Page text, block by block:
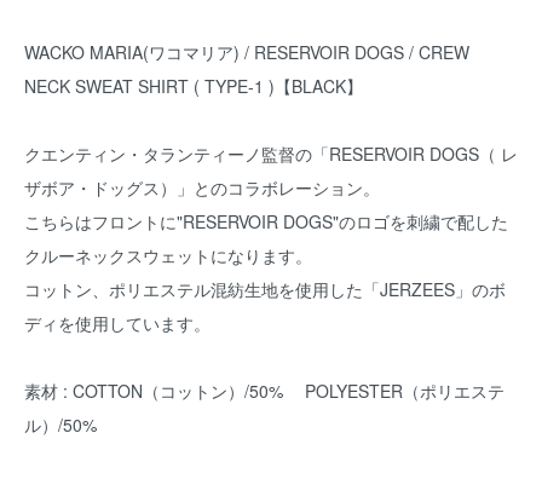
WACKO MARIA(ワコマリア) / RESERVOIR DOGS / CREW
NECK SWEAT SHIRT ( TYPE-1 )【BLACK】
クエンティン・タランティーノ監督の「RESERVOIR DOGS（ レ
ザボア・ドッグス）」とのコラボレーション。
こちらはフロントに"RESERVOIR DOGS"のロゴを刺繍で配した
クルーネックスウェットになります。
コットン、ポリエステル混紡生地を使用した「JERZEES」のボ
ディを使用しています。
素材 : COTTON（コットン）/50% POLYESTER（ポリエステ
ル）/50%